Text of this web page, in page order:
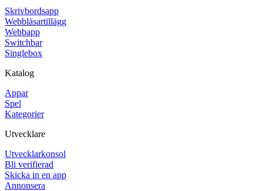
Skrivbordsapp
Webbläsartillägg
Webbapp
Switchbar
Singlebox
Katalog
Appar
Spel
Kategorier
Utvecklare
Utvecklarkonsol
Bli verifierad
Skicka in en app
Annonsera